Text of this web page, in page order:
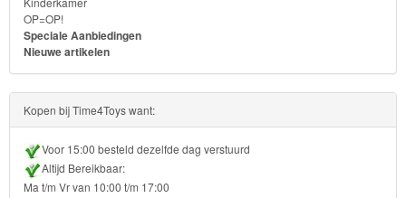
School
Strandlaken
&
Poncho
Kinderkamer
OP=OP!
OP=OP!
Speciale Aanbiedingen
Nieuwe artikelen
Kopen bij Time4Toys want:
Voor 15:00 besteld dezelfde dag verstuurd
Altijd Bereikbaar:
Ma t/m Vr van 10:00 t/m 17:00